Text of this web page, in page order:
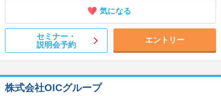
気になる
セミナー・
説明会予約
エントリー
株式会社OICグループ